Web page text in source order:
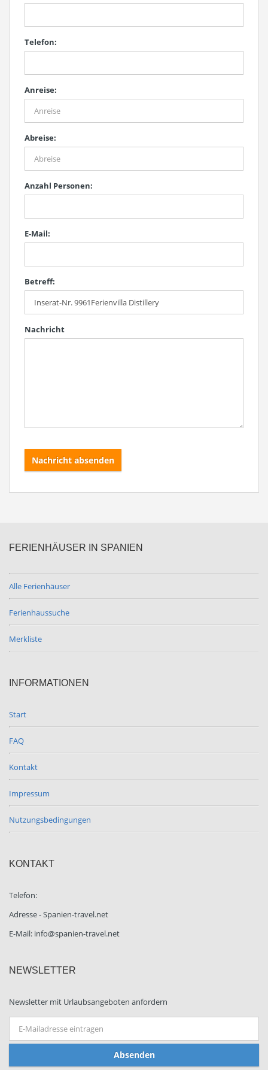
Telefon:
Anreise:
Abreise:
Anzahl Personen:
E-Mail:
Betreff:
Nachricht
Nachricht absenden
FERIENHÄUSER IN SPANIEN
Alle Ferienhäuser
Ferienhaussuche
Merkliste
INFORMATIONEN
Start
FAQ
Kontakt
Impressum
Nutzungsbedingungen
KONTAKT
Telefon:
Adresse - Spanien-travel.net
E-Mail: info@spanien-travel.net
NEWSLETTER
Newsletter mit Urlaubsangeboten anfordern
Absenden